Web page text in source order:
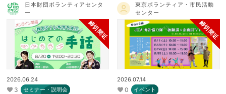
日本財団ボランティアセンタ
ー
締切間近
2026.06.24
3 セミナー・説明会
東京ボランティア・市民活動
センター
締切間近
2026.07.14
0 イベント